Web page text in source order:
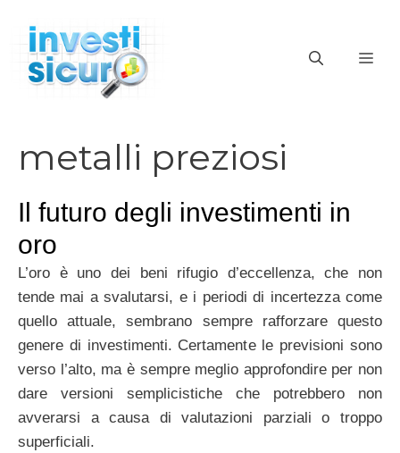
contenuto
metalli preziosi
Il futuro degli investimenti in
oro
L’oro è uno dei beni rifugio d’eccellenza, che non
tende mai a svalutarsi, e i periodi di incertezza come
quello attuale, sembrano sempre rafforzare questo
genere di investimenti. Certamente le previsioni sono
verso l’alto, ma è sempre meglio approfondire per non
dare versioni semplicistiche che potrebbero non
avverarsi a causa di valutazioni parziali o troppo
superficiali.